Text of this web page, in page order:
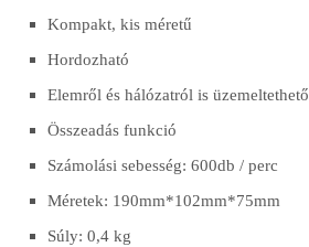
Kompakt, kis méretű
Hordozható
Elemről és hálózatról is üzemeltethető
Összeadás funkció
Számolási sebesség: 600db / perc
Méretek: 190mm*102mm*75mm
Súly: 0,4 kg